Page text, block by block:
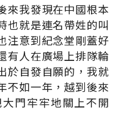
來我發現在中國根本
也就是連名帶姓的叫
注意到紀念堂剛蓋好
有人在廣場上排隊輪
於自發自願的，我就
不如一年，越到後來
門牢牢地關上不開